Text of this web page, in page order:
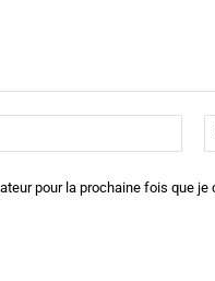
:*
pour la prochaine fois que je